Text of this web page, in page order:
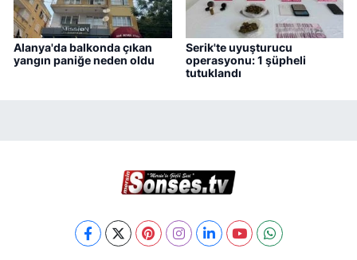
Alanya'da balkonda çıkan
yangın paniğe neden oldu
Serik'te uyuşturucu
operasyonu: 1 şüpheli
tutuklandı